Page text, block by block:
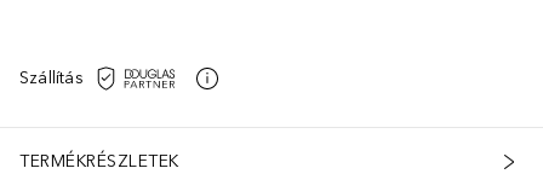
Szállítás
TERMÉKRÉSZLETEK